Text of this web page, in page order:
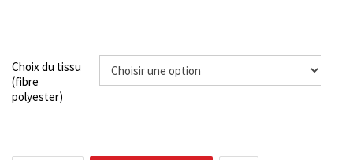
Choix du tissu
(fibre
polyester)